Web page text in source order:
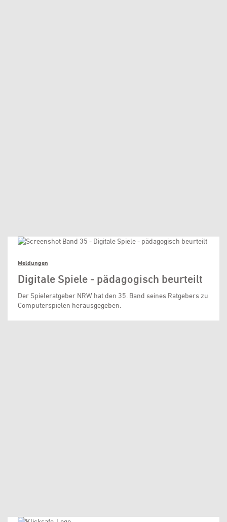
Meldungen
Digitale Spiele - pädagogisch beurteilt
Der Spieleratgeber NRW hat den 35. Band seines Ratgebers zu
Computerspielen herausgegeben.